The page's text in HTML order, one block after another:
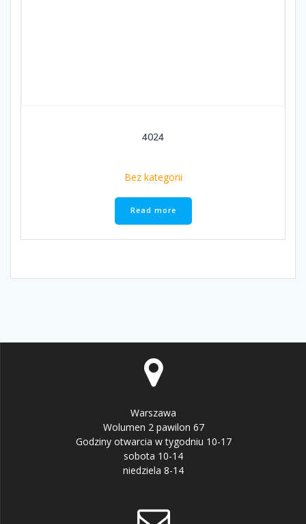
4024
Bez kategorii
Read more
Warszawa
Wolumen 2 pawilon 67
Godziny otwarcia w tygodniu 10-17
sobota 10-14
niedziela 8-14